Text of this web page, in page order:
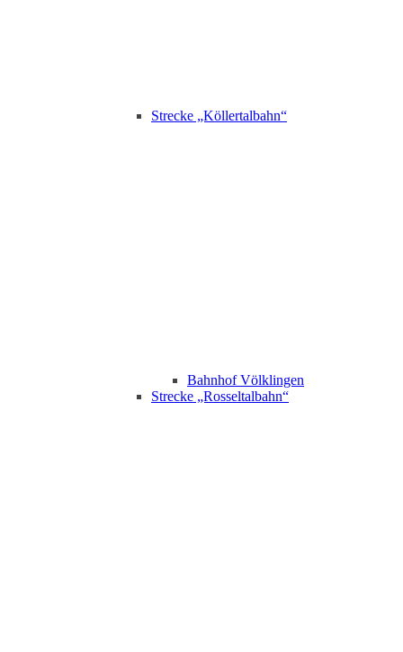
Strecke „Köllertalbahn“
Bahnhof Völklingen
Strecke „Rosseltalbahn“